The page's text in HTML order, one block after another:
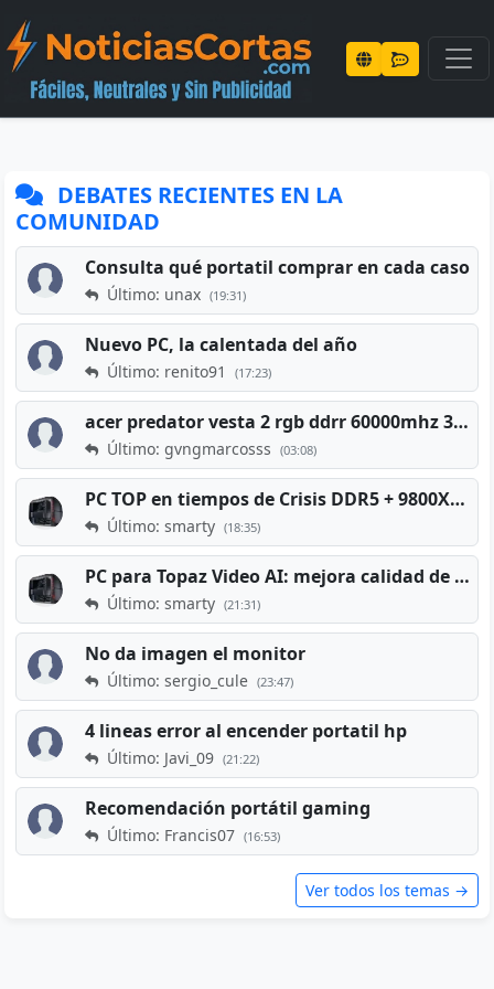
DEBATES RECIENTES EN LA
COMUNIDAD
Consulta qué portatil comprar en cada caso
Último: unax (19:31)
Nuevo PC, la calentada del año
Último: renito91 (17:23)
acer predator vesta 2 rgb ddrr 60000mhz 32gb x2 16gb
Último: gvngmarcosss (03:08)
PC TOP en tiempos de Crisis DDR5 + 9800X3D + RTX 5080 [2026][2400€]
Último: smarty (18:35)
PC para Topaz Video AI: mejora calidad de vídeos viejos
Último: smarty (21:31)
No da imagen el monitor
Último: sergio_cule (23:47)
4 lineas error al encender portatil hp
Último: Javi_09 (21:22)
Recomendación portátil gaming
Último: Francis07 (16:53)
Ver todos los temas →